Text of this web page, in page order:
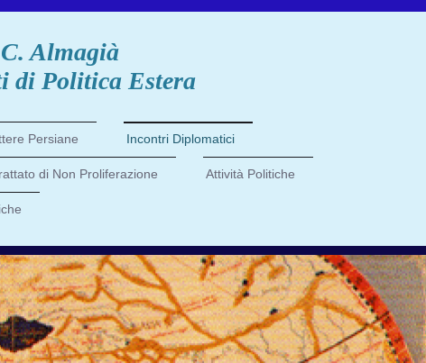
Almagià
di Politica Estera
Persiane Incontri Diplomatici
di Non Proliferazione Attività Politiche